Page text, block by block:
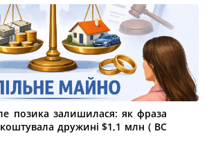
позика залишилася: як фраза
дружині $1,1 млн ( ВС